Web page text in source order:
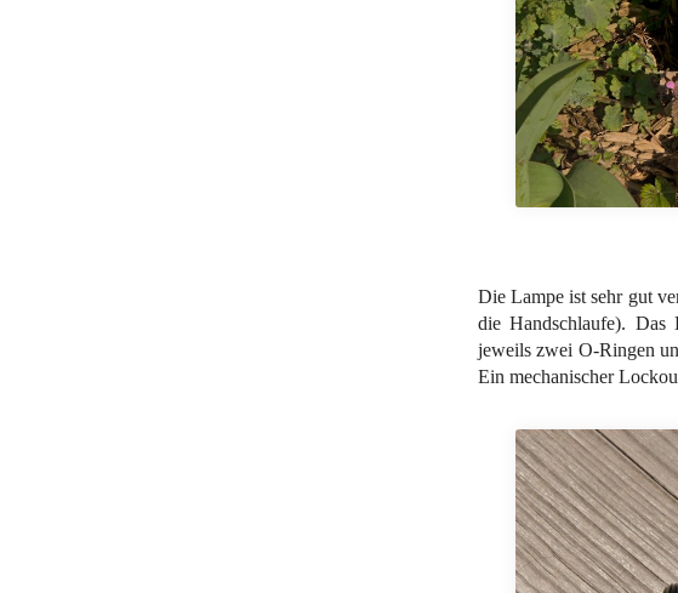
Die Lampe ist sehr gut
die Handschlaufe). Das
jeweils zwei O-Ringen
Ein mechanischer